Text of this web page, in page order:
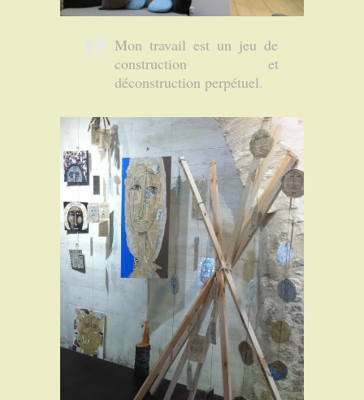
Mon travail est un jeu de
construction et
déconstruction perpétuel.